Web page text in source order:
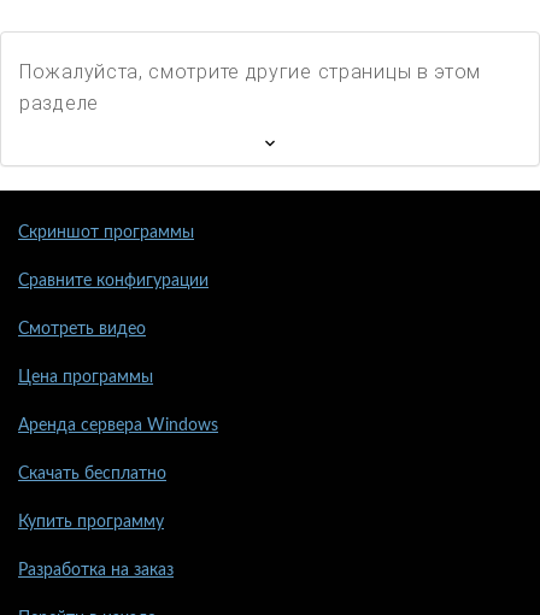
Пожалуйста, смотрите другие страницы в этом
разделе
Скриншот программы
Сравните конфигурации
Смотреть видео
Цена программы
Аренда сервера Windows
Скачать бесплатно
Купить программу
Разработка на заказ